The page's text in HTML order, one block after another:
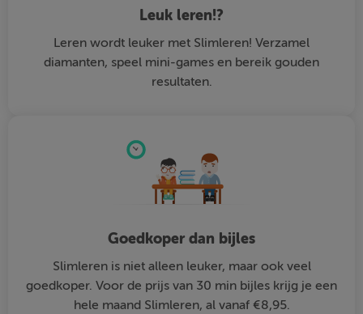
Leuk leren!?
Leren wordt leuker met Slimleren! Verzamel
diamanten, speel mini-games en bereik gouden
resultaten.
Goedkoper dan bijles
Slimleren is niet alleen leuker, maar ook veel
goedkoper. Voor de prijs van 30 min bijles krijg je een
hele maand Slimleren, al vanaf €8,95.